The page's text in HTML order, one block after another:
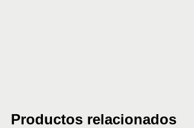
Productos relacionados